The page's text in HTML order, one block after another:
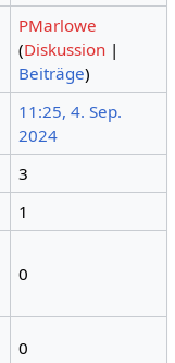
PMarlowe
(Diskussion |
Beiträge)
11:25, 4. Sep.
2024
3
1
0
0